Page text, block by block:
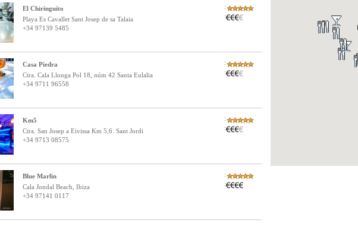
El Chiringuito
Playa Es Cavallet Sant Josep de sa Talaia
+34 97139 5485
:
:
Casa Piedra
Ctra. Cala Llonga Pol 18, núm 42 Santa Eulalia
+34 9711 96558
:
:
Km5
Ctra. San Josep a Eivissa Km 5,6. Sant Jordi
+34 9713 08575
:
:
Blue Marlin
Cala Jondal Beach, Ibiza
+34 97141 0117
:
: